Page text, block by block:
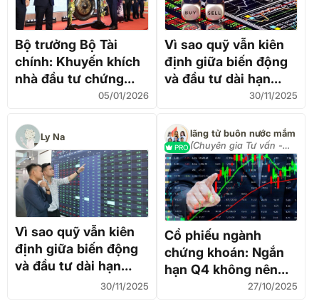
Bộ trưởng Bộ Tài
chính: Khuyến khích
nhà đầu tư chứng
khoán đầu tư dài hạn
05/01/2026
Vì sao quỹ vẫn kiên
định giữa biến động
và đầu tư dài hạn
30/11/2025
Ly Na
Vì sao quỹ vẫn kiên
định giữa biến động
và đầu tư dài hạn
30/11/2025
PRO
lãng tử buôn nước mắm
(Chuyên gia Tư vấn -
Đầu tư)
Cổ phiếu ngành
chứng khoán: Ngắn
hạn Q4 không nên
đầu tư – dài hạn27/10/2025